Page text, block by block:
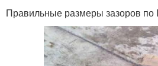
Правильные размеры зазоров по